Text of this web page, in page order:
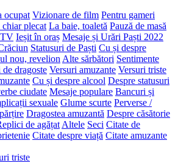
ocupat Vizionare de film Pentru gameri
plecat La baie, toaletă Pauză de masă
TV Ieșit în oraș Mesaje și Urări Paști 2022
Statusuri de Paști Cu și despre
nou, revelion Alte sărbători Sentimente
dragoste Versuri amuzante Versuri triste
Cu și despre alcool Despre statusuri
ciudate Mesaje populare Bancuri și
sexuale Glume scurte Perverse /
Dragostea amuzantă Despre căsătorie
de agățat Altele Seci Citate de
Citate despre viață Citate amuzante
triste